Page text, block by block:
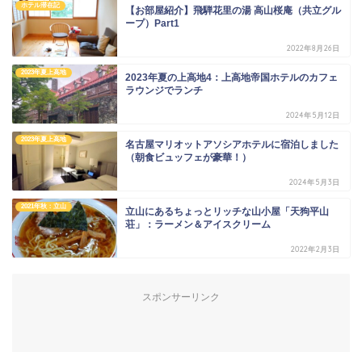
ホテル滞在記
【お部屋紹介】飛騨花里の湯 高山桜庵（共立グル
ープ）Part1
2022年8月26日
2023年夏上高地
2023年夏の上高地4：上高地帝国ホテルのカフェ
ラウンジでランチ
2024年5月12日
2023年夏上高地
名古屋マリオットアソシアホテルに宿泊しました
（朝食ビュッフェが豪華！）
2024年5月3日
2021年秋：立山
立山にあるちょっとリッチな山小屋「天狗平山
荘」：ラーメン＆アイスクリーム
2022年2月3日
スポンサーリンク